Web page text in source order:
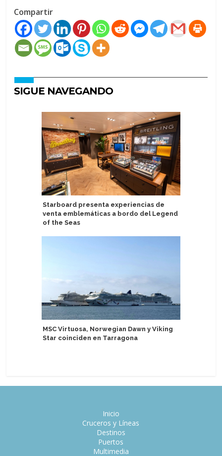
Compartir
SIGUE NAVEGANDO
Starboard presenta experiencias de
venta emblemáticas a bordo del Legend
of the Seas
MSC Virtuosa, Norwegian Dawn y Viking
Star coinciden en Tarragona
Inicio
Cruceros y Líneas
Destinos
Puertos
Multimedia